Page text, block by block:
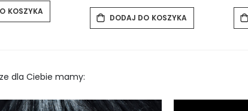
KOSZYKA
DODAJ DO KOSZYKA
dla Ciebie mamy: